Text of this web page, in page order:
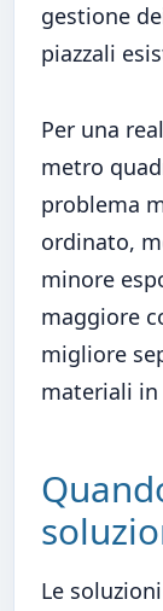
gestione
piazzali
Per una
metro
problema
ordinato,
minore
maggiore
migliore
materiali
Le